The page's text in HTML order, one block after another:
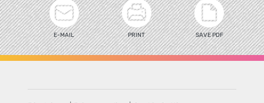
E-MAIL PRINT SAVE PDF